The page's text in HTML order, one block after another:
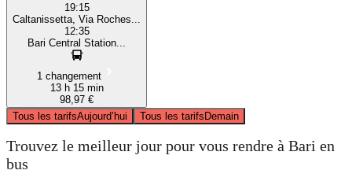
19:15
Caltanissetta, Via Roches...
12:35
Bari Central Station...
1 changement
13 h 15 min
98,97 €
Tous les tarifsAujourd’hui Tous les tarifsDemain
Trouvez le meilleur jour pour vous rendre à Bari en
bus